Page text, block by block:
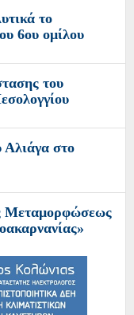
το
6ου ομίλου
του
στο
Μεταμορφώσεως